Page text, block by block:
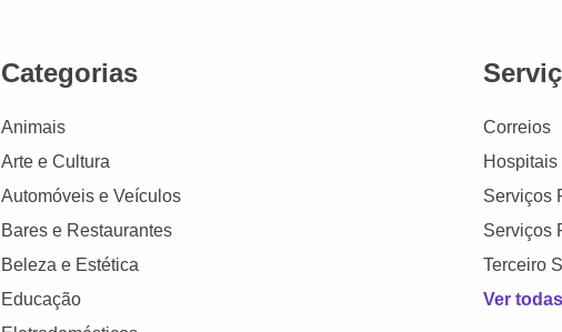
Categorias
Animais
Arte e Cultura
Automóveis e Veículos
Bares e Restaurantes
Beleza e Estética
Educação
Correios
Hospitais
Serviços
Serviços
Terceiro
Ver